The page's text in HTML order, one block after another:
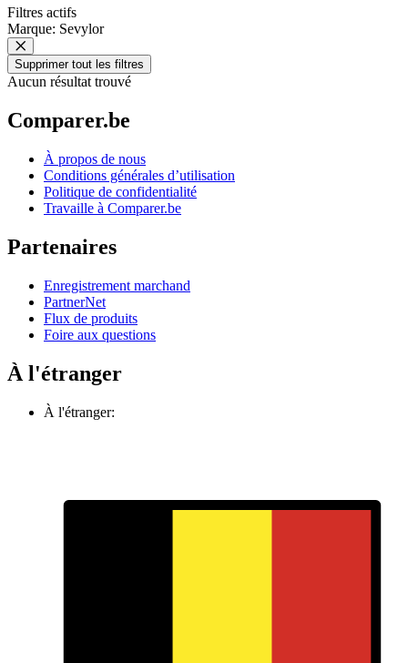
Filtres actifs
Marque: Sevylor
Supprimer tout les filtres
Aucun résultat trouvé
Comparer.be
À propos de nous
Conditions générales d’utilisation
Politique de confidentialité
Travaille à Comparer.be
Partenaires
Enregistrement marchand
PartnerNet
Flux de produits
Foire aux questions
À l'étranger
À l'étranger: